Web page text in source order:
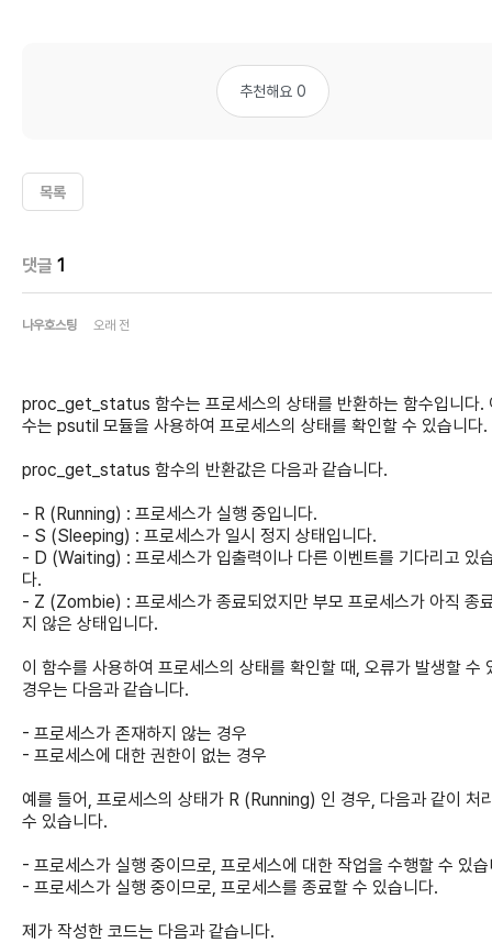
추천해요 0
목록
댓글 1
나우호스팅 오래 전
proc_get_status 함수는 프로세스의 상태를 반환하는 함수입니다.
수는 psutil 모듈을 사용하여 프로세스의 상태를 확인할 수 있습니다.
proc_get_status 함수의 반환값은 다음과 같습니다.
- R (Running) : 프로세스가 실행 중입니다.
- S (Sleeping) : 프로세스가 일시 정지 상태입니다.
- D (Waiting) : 프로세스가 입출력이나 다른 이벤트를 기다리고 있
다.
- Z (Zombie) : 프로세스가 종료되었지만 부모 프로세스가 아직 종
지 않은 상태입니다.
이 함수를 사용하여 프로세스의 상태를 확인할 때, 오류가 발생할 수
경우는 다음과 같습니다.
- 프로세스가 존재하지 않는 경우
- 프로세스에 대한 권한이 없는 경우
예를 들어, 프로세스의 상태가 R (Running) 인 경우, 다음과 같이 처
수 있습니다.
- 프로세스가 실행 중이므로, 프로세스에 대한 작업을 수행할 수 있
- 프로세스가 실행 중이므로, 프로세스를 종료할 수 있습니다.
제가 작성한 코드는 다음과 같습니다.